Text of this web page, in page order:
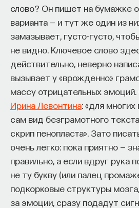
слово? Он пишет на бумажке
варианта — и тут же один из
замазывает, густо-густо,
не видно. Ключевое слово
действительно, неверно
вызывает у «врожденно»
массу отрицательных
Ирина Левонтина: «для
сам вид безграмотного
скрип пенопласта». Зато
очень легко: пока приятно —
правильно, а если вдруг рука
не ту букву (или палец
подкорковые структуры
за эмоции, сразу подадут
Вячеслав Дубынин
доктор биологических наук, профессор
кафедры физиологии
биологического
физиологии мозга
БИОЛОГИЯ
1298 публикаций
БИОЛОГИЯ МОЗГ
ХИМИЯ МЕЖДУ НЕЙРОНАМИ